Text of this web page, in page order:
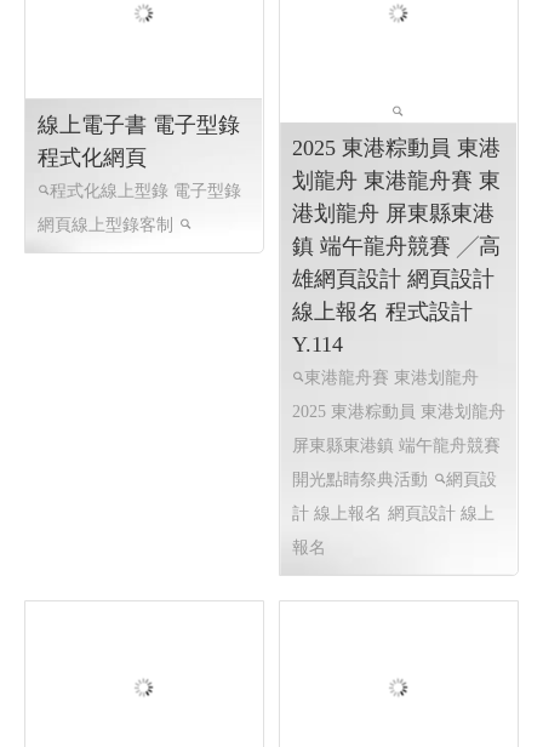
報名系統 高雄程式設計 國際
體育活動線上報名系統 客製
化報名系統 全省程式設計
計 程式設計 Y.108
製推車 步態訓練助行器 感覺
統合 教具設備 身障輔具 樂齡
教
楠梓網頁設計 高雄網頁
設計 RWD 響應式網頁設計,
客製化網站管理後台,企業形
象網頁設計,動態資料庫網站,
詢價系統
程式化網頁
鎮 端午龍舟競賽 ╱高